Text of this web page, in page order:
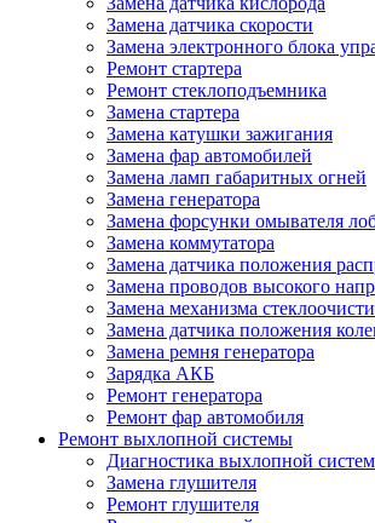
Замена датчика скорости
Замена электронного блока
Ремонт стартера
Ремонт стеклоподъемника
Замена стартера
Замена катушки зажигания
Замена фар автомобилей
Замена ламп габаритных огней
Замена генератора
Замена форсунки омывателя
Замена коммутатора
Замена датчика положения
Замена проводов высокого
Замена механизма
Замена датчика положения
Замена ремня генератора
Зарядка АКБ
Ремонт генератора
Ремонт фар автомобиля
Ремонт выхлопной системы
Диагностика выхлопной
Замена глушителя
Ремонт глушителя